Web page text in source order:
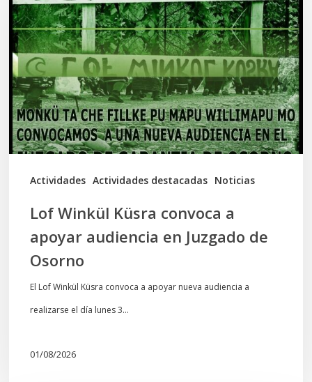
Actividades Actividades destacadas Noticias
Küsra
convoca
a
apoyar
audiencia
en
Juzgado
Lof Winkül Küsra convoca a
apoyar audiencia en Juzgado de
Osorno
El Lof Winkül Küsra convoca a apoyar nueva audiencia a
realizarse el día lunes 3…
01/08/2026